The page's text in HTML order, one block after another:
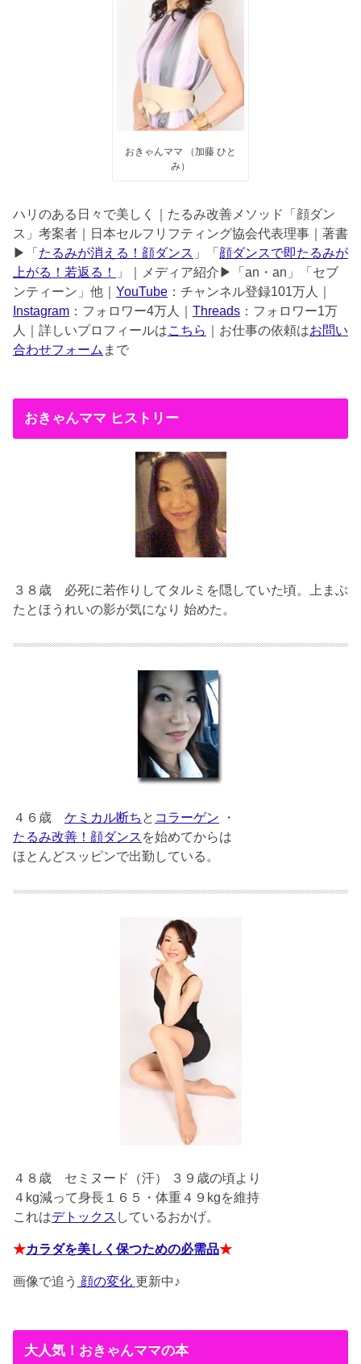
おきゃんママ （加藤 ひと
み）
ハリのある日々で美しく｜たるみ改善メソッド「顔ダン
ス」考案者｜日本セルフリフティング協会代表理事｜著書
▶︎「 たるみが消える！顔ダンス 」「 顔ダンスで即たるみが
上がる！若返る！
」｜メディア紹介▶︎「an・an」「セブ
ンティーン」他｜ YouTube ：チャンネル登録101万人｜
Instagram ：フォロワー4万人｜ Threads ：フォロワー1万
人｜詳しいプロフィールはこちら ｜お仕事の依頼はお問い
合わせフォーム まで
おきゃんママ ヒストリー
３８歳 必死に若作りしてタルミを隠していた頃。上まぶ
たとほうれいの影が気になり 始めた。
４６歳 ケミカル断ち と コラーゲン ・
たるみ改善！顔ダンス を始めてからは
ほとんどスッピンで出勤している。
４８歳 セミヌード（汗） ３９歳の頃より
４kg減って身長１６５・体重４９kgを維持
これはデトックス しているおかげ。
★カラダを美しく保つための必需品★
画像で追う 顔の変化 更新中♪
大人気！おきゃんママの本